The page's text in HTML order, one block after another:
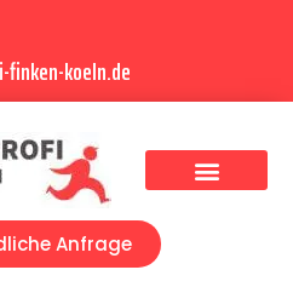
koeln.de
Anfrage